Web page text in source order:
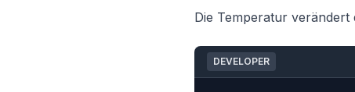
Die Temperatur verändert
DEVELOPER